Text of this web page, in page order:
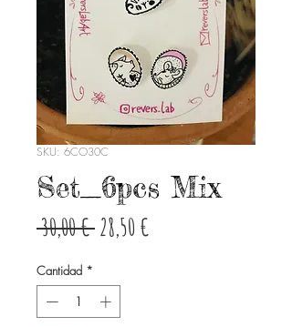
SKU: 6CO30C
Set_6pcs Mix
30,00 € Precio
28,50 €
Cantidad *